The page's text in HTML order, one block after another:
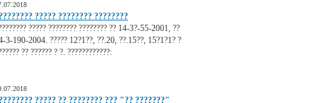
????? ???????? ????????
????? ???????? ???????? ?? 14-3?-55-2001, ??
3-190-2004. ????? 12?1??, ??.20, ??.15??, 15?1?1? ?
?? ?????? ? ?. ????????????:
????? ?? ???????? ??? "?? ???????"